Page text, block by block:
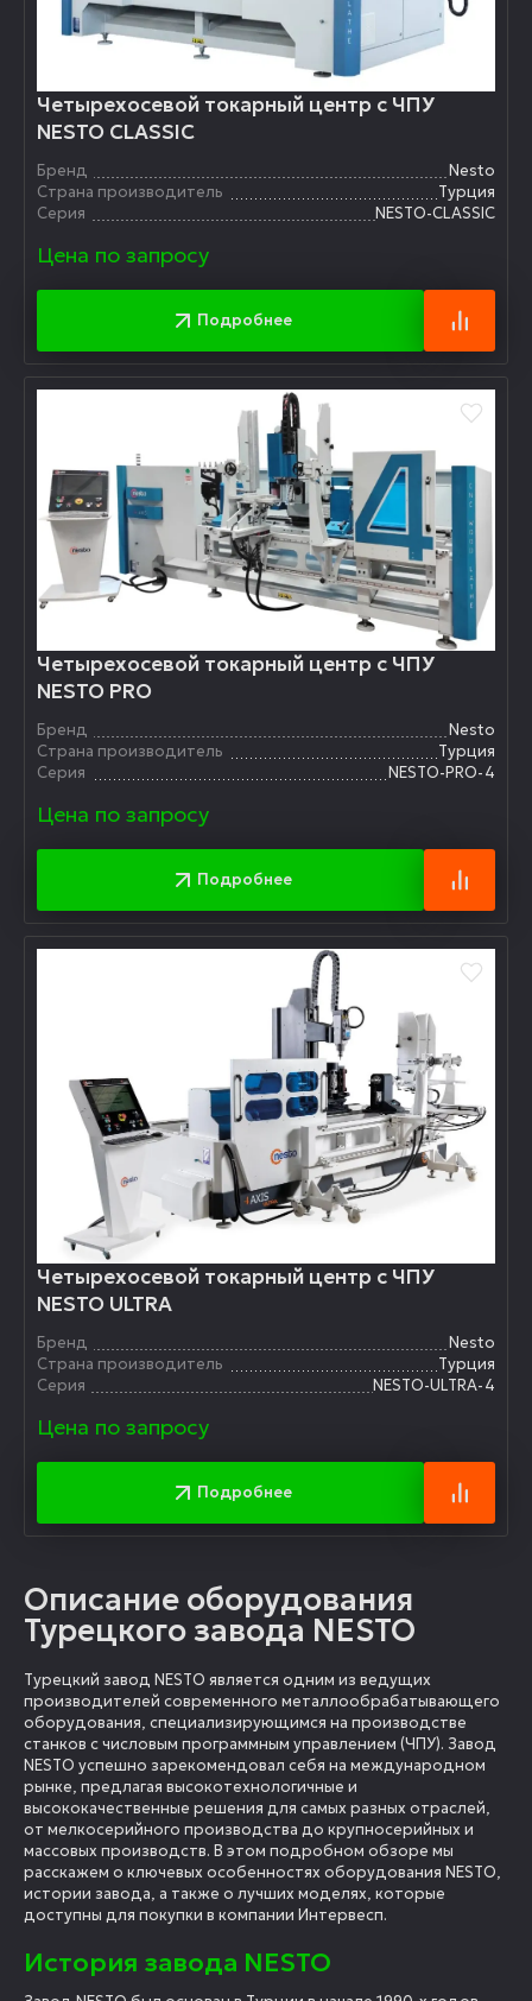
Четырехосевой токарный центр с ЧПУ
NESTO CLASSIC
Бренд
Nesto
Страна производитель
Турция
Серия
NESTO-CLASSIC
Цена по запросу
Подробнее
Четырехосевой токарный центр с ЧПУ
NESTO PRO
Бренд
Nesto
Страна производитель
Турция
Серия
NESTO-PRO-4
Цена по запросу
Подробнее
Четырехосевой токарный центр с ЧПУ
NESTO ULTRA
Бренд
Nesto
Страна производитель
Турция
Серия
NESTO-ULTRA-4
Цена по запросу
Подробнее
Описание оборудования
Турецкого завода NESTO
Турецкий завод NESTO является одним из ведущих
производителей современного металлообрабатывающего
оборудования, специализирующимся на производстве
станков с числовым программным управлением (ЧПУ). Завод
NESTO успешно зарекомендовал себя на международном
рынке, предлагая высокотехнологичные и
высококачественные решения для самых разных отраслей,
от мелкосерийного производства до крупносерийных и
массовых производств. В этом подробном обзоре мы
расскажем о ключевых особенностях оборудования NESTO,
истории завода, а также о лучших моделях, которые
доступны для покупки в компании Интервесп.
История завода NESTO